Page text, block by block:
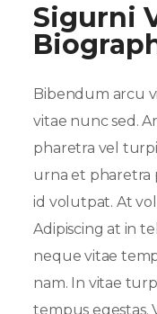
Sigurni
Bibendum arcu
vitae nunc sed.
pharetra vel
urna et pharetra
id volutpat. At
Adipiscing at in
neque vitae
nam. In vitae
tempus egestas.